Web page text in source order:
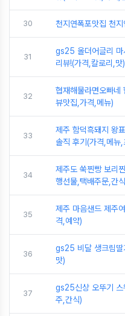
30 천지연폭포맛집 천
31
gs25 올더어글리 마
리뷰!(가격,칼로리,맛)
32
협재해물라면오빠네
뷰맛집,가격,메뉴)
33
제주 함덕흑돼지 왕
솔직 후기(가격,메뉴,
34
제주도 쑥찐빵 보리
행선물,택배주문,간
35
제주 마음샌드 제주
격,예약)
36
gs25 비달 생크림딸
맛)
37
gs25신상 오뚜기 스
주,간식)